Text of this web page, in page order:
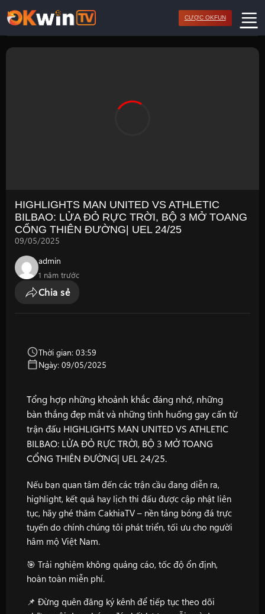
qua
nội
dung
CƯỢC OKFUN
HIGHLIGHTS MAN UNITED VS ATHLETIC
BILBAO: LỬA ĐỎ RỰC TRỜI, BỘ 3 MỞ TOANG
CỔNG THIÊN ĐƯỜNG| UEL 24/25
09/05/2025
admin
1 năm trước
Chia sẻ
Thời gian: 03:59
Ngày: 09/05/2025
Tổng hợp những khoảnh khắc đáng nhớ, những
bàn thắng đẹp mắt và những tình huống gay cấn từ
trận đấu HIGHLIGHTS MAN UNITED VS ATHLETIC
BILBAO: LỬA ĐỎ RỰC TRỜI, BỘ 3 MỞ TOANG
CỔNG THIÊN ĐƯỜNG| UEL 24/25.
Nếu bạn quan tâm đến các trận cầu đang diễn ra,
highlight, kết quả hay lịch thi đấu được cập nhật liên
tục, hãy ghé thăm CakhiaTV – nền tảng bóng đá trực
tuyến do chính chúng tôi phát triển, tối ưu cho người
hâm mộ Việt Nam.
🎯 Trải nghiệm không quảng cáo, tốc độ ổn định,
hoàn toàn miễn phí.
📌 Đừng quên đăng ký kênh để tiếp tục theo dõi